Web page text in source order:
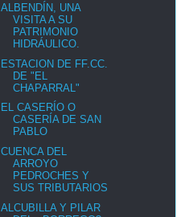
ALBENDÍN, UNA
VISITA A SU
PATRIMONIO
HIDRÁULICO.
ESTACION DE FF.CC.
DE "EL
CHAPARRAL"
EL CASERÍO O
CASERÍA DE SAN
PABLO
CUENCA DEL
ARROYO
PEDROCHES Y
SUS TRIBUTARIOS
ALCUBILLA Y PILAR